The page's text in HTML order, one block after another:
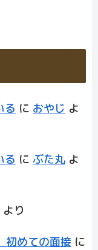
る に おやじ よ
る に ぶた丸 よ
より
初めての面接 に